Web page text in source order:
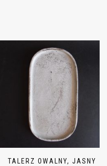
TALERZ OWALNY, JASNY